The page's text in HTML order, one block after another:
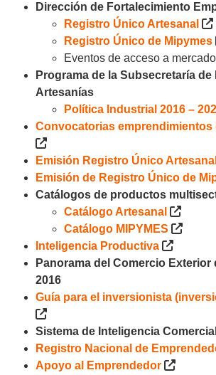
Dirección de Fortalecimiento
Registro Único Artesanal
Registro Único de Mipymes
Eventos de acceso a
Programa de la Subsecretaría de
Artesanías
Política Industrial 2016 –
Convocatorias emprendimientos
Emisión Registro Único Artesanal
Emisión de Registro Único de
Catálogos de productos
Catálogo Artesanal
Catálogo MIPYMES
Inteligencia Productiva
Panorama del Comercio Exterior
2016
Guía para el inversionista
Sistema de Inteligencia Comercial
Registro Nacional de
Apoyo al Emprendedor